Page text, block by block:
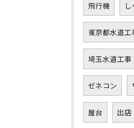
飛行機
東京都水道工
埼玉水道工事
ゼネコン
屋台 出店